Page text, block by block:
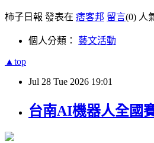
柿子日報 發表在 痞客邦 留言(0) 人
個人分類： 藝文活動
▲top
Jul 28 Tue 2026 19:01
台南AI機器人全國